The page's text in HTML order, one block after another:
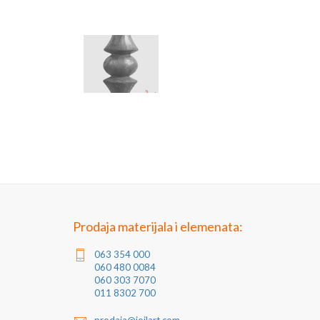
Prodaja materijala i elemenata:
063 354 000
060 480 0084
060 303 7070
011 8302 700